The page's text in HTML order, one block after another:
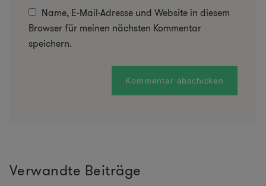
Name, E-Mail-Adresse und Website in diesem
Browser für meinen nächsten Kommentar
speichern.
Verwandte Beiträge